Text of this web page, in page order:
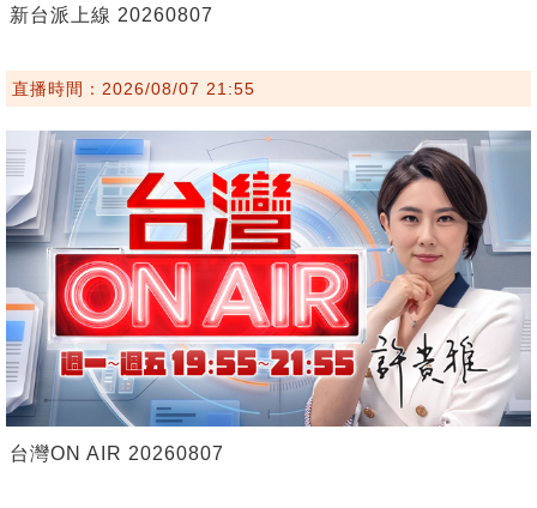
新台派上線 20260807
直播時間：2026/08/07 21:55
台灣ON AIR 20260807